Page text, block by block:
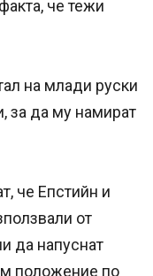
че тежи
на млади руски
за да му намират
че Епстийн и
от
да напуснат
положение по